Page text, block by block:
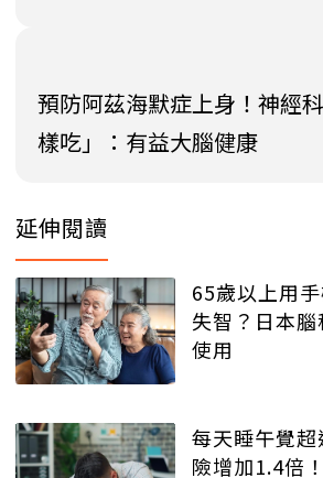
預防阿茲海默症上身！神經
樣吃」：有益大腦健康
延伸閱讀
65歲以上用
失智？日本
使用
每天睡午覺
險增加1.4倍